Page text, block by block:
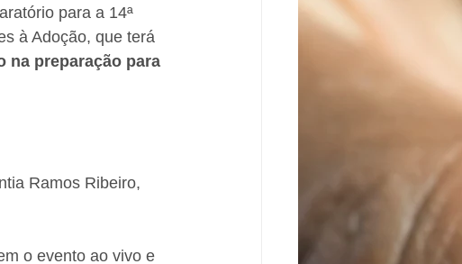
para a 14ª
à Adoção, que terá
na preparação para
Ramos Ribeiro,
o evento ao vivo e